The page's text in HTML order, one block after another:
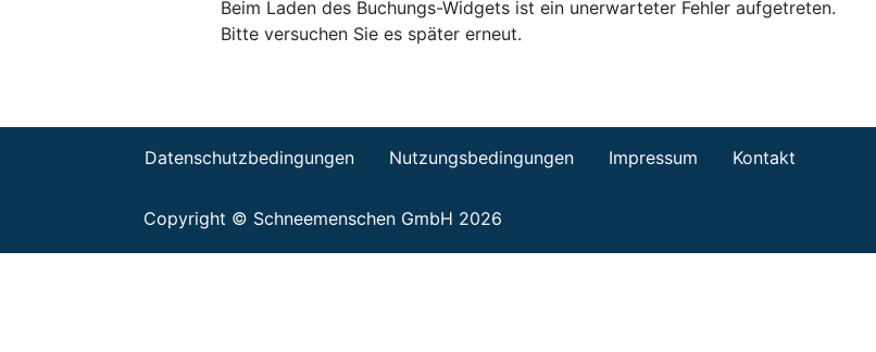
Beim Laden des Buchungs-Widgets ist ein unerwarteter Fehler aufgetreten.
Bitte versuchen Sie es später erneut.
Datenschutzbedingungen Nutzungsbedingungen Impressum Kontakt
Copyright © Schneemenschen GmbH 2026